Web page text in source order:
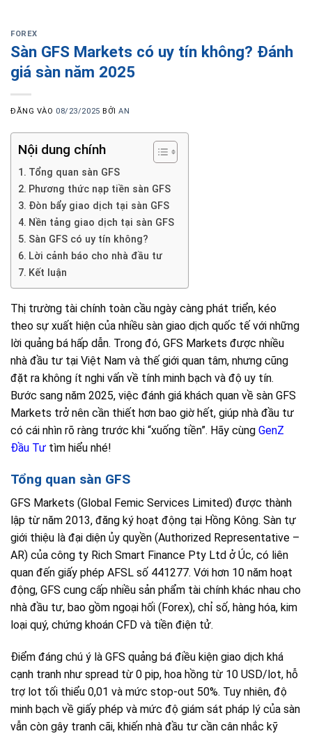
FOREX
Sàn GFS Markets có uy tín không? Đánh
giá sàn năm 2025
ĐĂNG VÀO 08/23/2025 BỞIAN
Nội dung chính
Tổng quan sàn GFS
Phương thức nạp tiền sàn GFS
Đòn bẩy giao dịch tại sàn GFS
Nền tảng giao dịch tại sàn GFS
Sàn GFS có uy tín không?
Lời cảnh báo cho nhà đầu tư
Kết luận
Thị trường tài chính toàn cầu ngày càng phát triển, kéo
theo sự xuất hiện của nhiều sàn giao dịch quốc tế với những
lời quảng bá hấp dẫn. Trong đó, GFS Markets được nhiều
nhà đầu tư tại Việt Nam và thế giới quan tâm, nhưng cũng
đặt ra không ít nghi vấn về tính minh bạch và độ uy tín.
Bước sang năm 2025, việc đánh giá khách quan về sàn GFS
Markets trở nên cần thiết hơn bao giờ hết, giúp nhà đầu tư
có cái nhìn rõ ràng trước khi “xuống tiền”. Hãy cùng GenZ
Đầu Tư tìm hiểu nhé!
Tổng quan sàn GFS
GFS Markets (Global Femic Services Limited) được thành
lập từ năm 2013, đăng ký hoạt động tại Hồng Kông. Sàn tự
giới thiệu là đại diện ủy quyền (Authorized Representative –
AR) của công ty Rich Smart Finance Pty Ltd ở Úc, có liên
quan đến giấy phép AFSL số 441277. Với hơn 10 năm hoạt
động, GFS cung cấp nhiều sản phẩm tài chính khác nhau cho
nhà đầu tư, bao gồm ngoại hối (Forex), chỉ số, hàng hóa, kim
loại quý, chứng khoán CFD và tiền điện tử.
Điểm đáng chú ý là GFS quảng bá điều kiện giao dịch khá
cạnh tranh như spread từ 0 pip, hoa hồng từ 10 USD/lot, hỗ
trợ lot tối thiểu 0,01 và mức stop-out 50%. Tuy nhiên, độ
minh bạch về giấy phép và mức độ giám sát pháp lý của sàn
vẫn còn gây tranh cãi, khiến nhà đầu tư cần cân nhắc kỹ